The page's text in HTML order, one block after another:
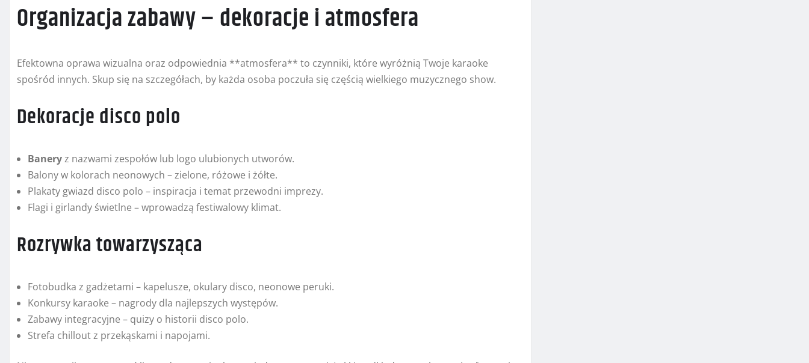
Organizacja zabawy – dekoracje i atmosfera
Efektowna oprawa wizualna oraz odpowiednia **atmosfera** to czynniki, które wyróżnią Twoje karaoke
spośród innych. Skup się na szczegółach, by każda osoba poczuła się częścią wielkiego muzycznego show.
Dekoracje disco polo
Baneryz nazwami zespołów lub logo ulubionych utworów.
Balony w kolorach neonowych – zielone, różowe i żółte.
Plakaty gwiazd disco polo – inspiracja i temat przewodni imprezy.
Flagi i girlandy świetlne – wprowadzą festiwalowy klimat.
Rozrywka towarzysząca
Fotobudka z gadżetami – kapelusze, okulary disco, neonowe peruki.
Konkursy karaoke – nagrody dla najlepszych występów.
Zabawy integracyjne – quizy o historii disco polo.
Strefa chillout z przekąskami i napojami.